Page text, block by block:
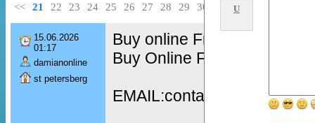
U
<< 21 22 23 24 25 26 27 28 29 30
15.06.2026
01:17
damianonline
st petersberg
Buy online Frozen Whole
Buy Online Frozen